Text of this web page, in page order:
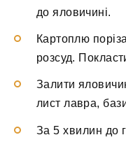
до яловичині.
Картоплю
розсуд.
Залити
лист лавра,
За 5 хвилин до